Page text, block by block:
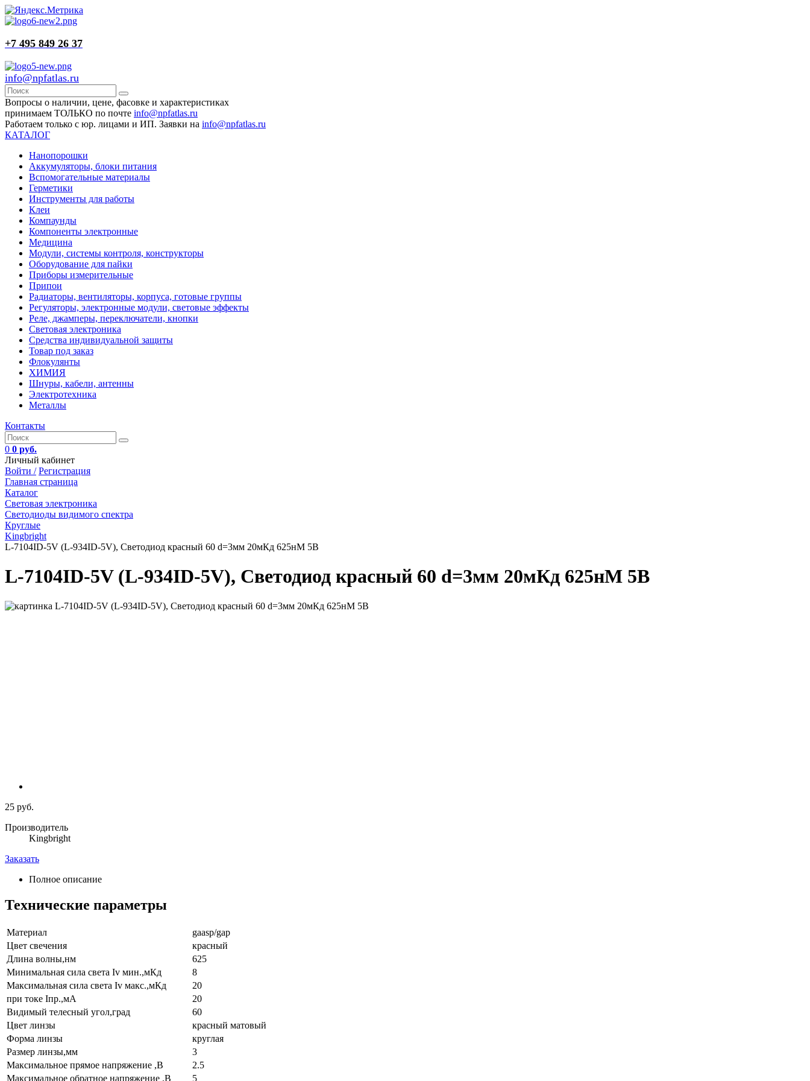
+7 495 849 26 37
info@npfatlas.ru
Вопросы о наличии, цене, фасовке и характеристиках
принимаем ТОЛЬКО по почте info@npfatlas.ru
Работаем только с юр. лицами и ИП. Заявки на info@npfatlas.ru
КАТАЛОГ
Нанопорошки
Аккумуляторы, блоки питания
Вспомогательные материалы
Герметики
Инструменты для работы
Клеи
Компаунды
Компоненты электронные
Медицина
Модули, системы контроля, конструкторы
Оборудование для пайки
Приборы измерительные
Припои
Радиаторы, вентиляторы, корпуса, готовые группы
Регуляторы, электронные модули, световые эффекты
Реле, джамперы, переключатели, кнопки
Световая электроника
Средства индивидуальной защиты
Товар под заказ
Флокулянты
ХИМИЯ
Шнуры, кабели, антенны
Электротехника
Металлы
Контакты
0 0 руб.
Личный кабинет
Войти / Регистрация
Главная страница
Каталог
Световая электроника
Светодиоды видимого спектра
Круглые
Kingbright
L-7104ID-5V (L-934ID-5V), Светодиод красный 60 d=3мм 20мКд 625нМ 5В
L-7104ID-5V (L-934ID-5V), Светодиод красный 60 d=3мм 20мКд 625нМ 5В
25 руб.
Производитель
Kingbright
Заказать
Полное описание
Технические параметры
Материал
gaasp/gap
Цвет свечения
красный
Длина волны,нм
625
Минимальная сила света Iv мин.,мКд
8
Максимальная сила света Iv макс.,мКд
20
при токе Iпр.,мА
20
Видимый телесный угол,град
60
Цвет линзы
красный матовый
Форма линзы
круглая
Размер линзы,мм
3
Максимальное прямое напряжение ,В
2.5
Максимальное обратное напряжение ,В
5